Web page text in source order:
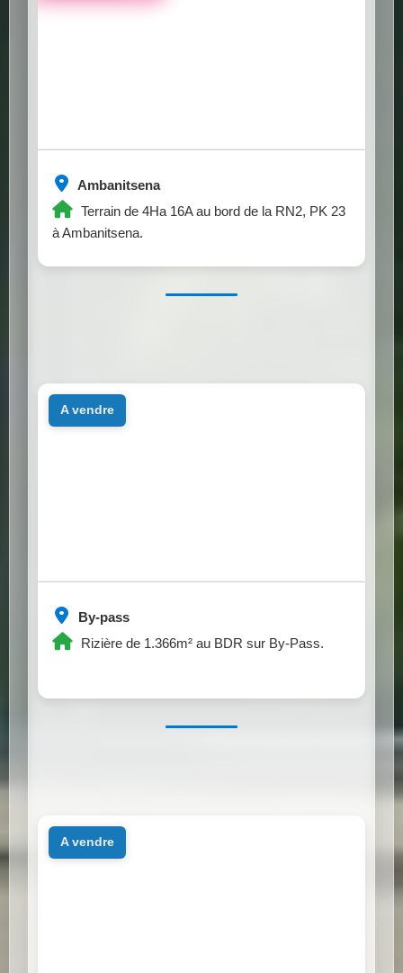
Ambanitsena
Terrain de 4Ha 16A au bord de la RN2, PK 23
à Ambanitsena.
By-pass
Rizière de 1.366m² au BDR sur By-Pass.
a vendre
a vendre